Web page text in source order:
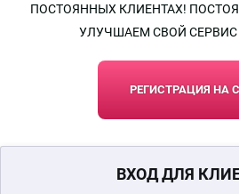
ПОСТОЯННЫХ КЛИЕНТАХ!
УЛУЧШАЕМ СВОЙ СЕРВИС
РЕГИСТРАЦИЯ НА
ВХОД ДЛЯ